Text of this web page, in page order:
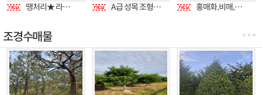
땡처리★ 라일락외대 2,3,4,5점 400여주 A급 성목 조형소나무 홍매화,비매,녹악매,수양홍매,운용매,백매화 매화나무 포인트목 포인트목 판매합니다.
조경수매물